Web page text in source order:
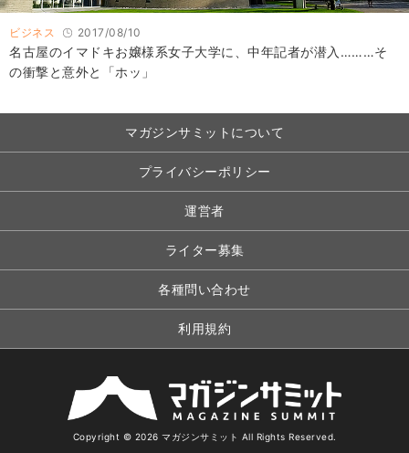
ビジネス 2017/08/10
名古屋のイマドキお嬢様系女子大学に、中年記者が潜入………そ
の衝撃と意外と「ホッ」
マガジンサミットについて
プライバシーポリシー
運営者
ライター募集
各種問い合わせ
利用規約
Copyright © 2026 マガジンサミット All Rights Reserved.